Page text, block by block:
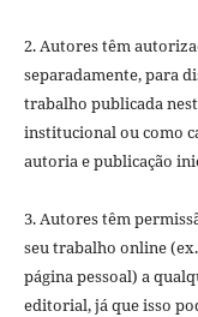
2. Autores têm
separadamente, para
trabalho publicada
institucional ou como
autoria e publicação
3. Autores têm
seu trabalho online
página pessoal) a
editorial, já que isso